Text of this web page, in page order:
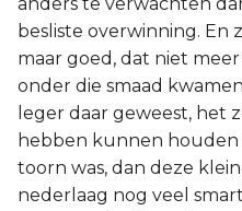
besliste overwinning. En
maar goed, dat niet
onder die smaad
leger daar geweest, het
hebben kunnen
toorn was, dan deze
nederlaag nog veel